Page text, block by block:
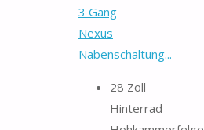
3 Gang
Nexus
Nabenschaltung...
28 Zoll
Hinterrad